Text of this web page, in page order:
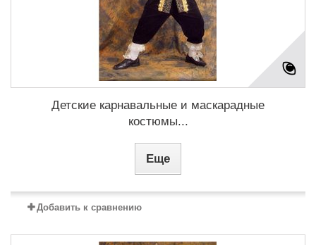
Детские карнавальные и маскарадные
костюмы...
Еще
Добавить к сравнению